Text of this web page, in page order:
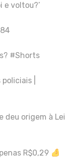
e voltou?’
#Shorts
|
deu origem à Lei
R$0,29